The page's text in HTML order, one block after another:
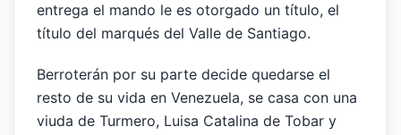
entrega el mando le es otorgado un título, el
título del marqués del Valle de Santiago.
Berroterán por su parte decide quedarse el
resto de su vida en Venezuela, se casa con una
viuda de Turmero, Luisa Catalina de Tobar y